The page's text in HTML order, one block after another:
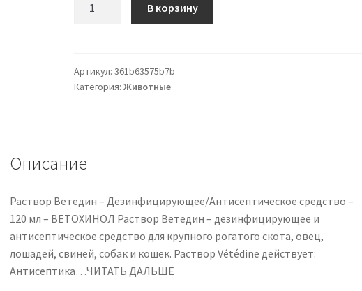
–
Disinfectant
120
VETOQUINOL
В корзину
Артикул:361b63575b7b
Категория:Животные
Описание
Раствор Ветедин – Дезинфицирующее/Антисептическое средство –
120 мл – ВЕТОХИНОЛ Раствор Ветедин – дезинфицирующее и
антисептическое средство для крупного рогатого скота, овец,
лошадей, свиней, собак и кошек. Раствор Vétédine действует:
Антисептика…ЧИТАТЬ ДАЛЬШЕ